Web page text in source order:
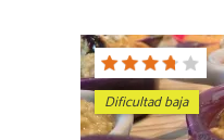
Dificultad baja